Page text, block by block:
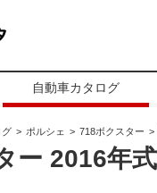
自動車カタログ
グ ポルシェ 718ボクスター
ー 2016年